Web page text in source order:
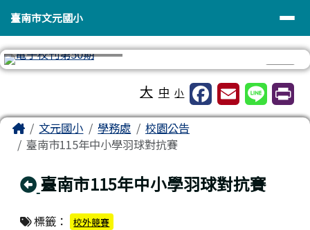
臺南市文元國小
導覽列
臺南市文元國小
大 中 小
主內容區域
Home文元國小 學務處
校園公告
臺南市115年中小學羽球對抗賽
回上頁
臺南市115年中小學羽球對抗賽
標籤： 校外競賽
頁尾區域